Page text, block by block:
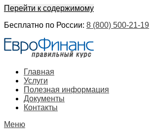
Перейти к содержимому
Бесплатно по России: 8 (800) 500-21-19
ЕвроФинанс
Главная
Услуги
Полезная информация
Документы
Контакты
Меню